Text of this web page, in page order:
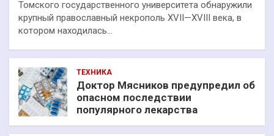
Томского государственного университета обнаружили
крупный православный некрополь XVII—XVIII века, в
котором находилась…
ТЕХНИКА
Доктор Мясников предупредил об
опасном последствии
популярного лекарства